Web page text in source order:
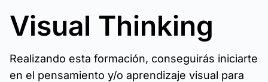
Visual Thinking
Realizando esta formación, conseguirás iniciarte
en el pensamiento y/o aprendizaje visual para